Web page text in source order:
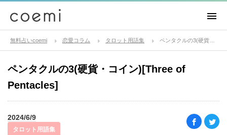
無料占いcoemi 恋愛コラム タロット用語集
ペンタクルの3(硬貨・コイン)[Three of
Pentacles]
2024/6/9
タロット用語集